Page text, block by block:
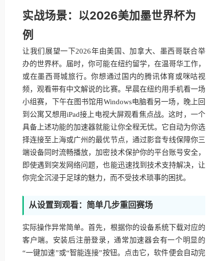
实战场景：以2026美加墨世界杯为
例
让我们展望一下2026年由美国、加拿大、墨西哥联合举
办的世界杯。届时，你可能在纽约留学，在温哥华工作，
或在墨西哥城旅行。你想通过国内的腾讯体育或咪咕视
频，观看带有中文解说的比赛。早晨在纽约用手机看一场
小组赛，下午在图书馆用Windows电脑看另一场，晚上回
到公寓又想用iPad接上电视大屏观看焦点战。这时，一个
具备上述功能的加速器就能让你全程无忧。它自动为你选
择连接至上海或广州的最优节点，通过影音专线保障你三
端设备同时流畅播放，加密技术保护你的平台账号安全，
即使遇到突发网络问题，也能迅速找到技术支持解决，让
你完全沉浸于足球的魅力，而不受技术琐事的困扰。
从设置到观看：简单几步重回赛场
实际操作异常简单。首先，根据你的设备系统下载对应的
客户端。安装后注册登录，通常加速器会有一个明显的
“一键加速”或“智能连接”按钮。点击它，软件便会自动完